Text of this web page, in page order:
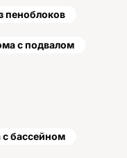
пеноблоков
с подвалом
бассейном